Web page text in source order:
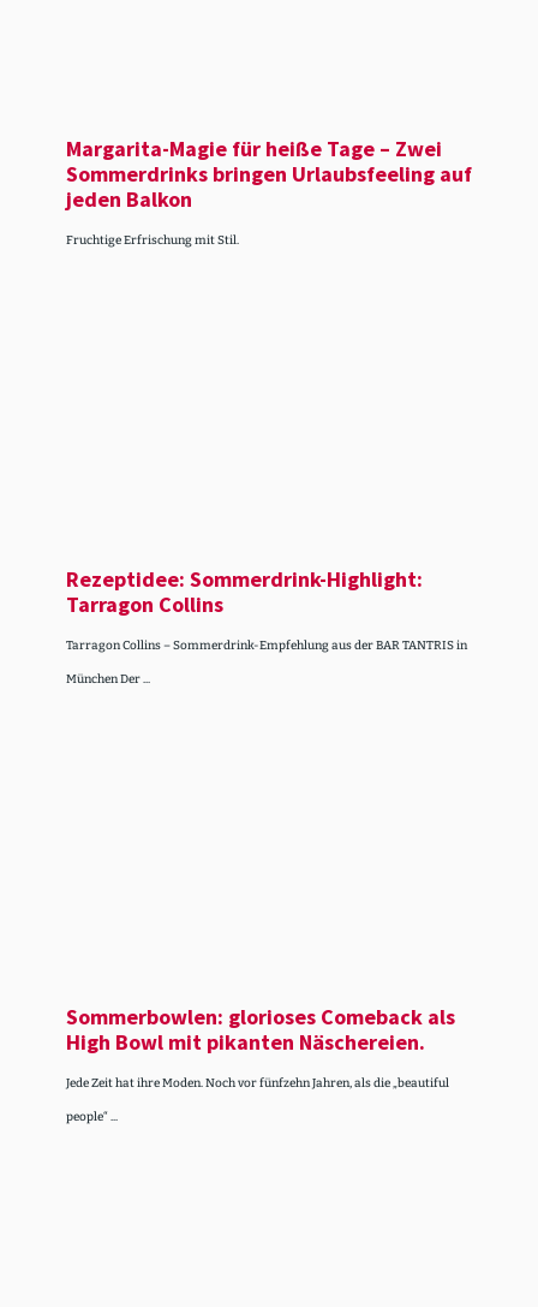
Margarita-Magie für heiße Tage – Zwei
Sommer­drinks bringen Urlaubs­feeling auf
jeden Balkon
Fruchtige Erfrischung mit Stil.
Rezeptidee: Sommer­drink-Highlight:
Tarragon Collins
Tarragon Collins – Sommerdrink-Empfehlung aus der BAR TANTRIS in
München Der ...
Sommer­bowlen: glorioses Comeback als
High Bowl mit pikanten Näsche­reien.
Jede Zeit hat ihre Moden. Noch vor fünfzehn Jahren, als die „beautiful
people“ ...